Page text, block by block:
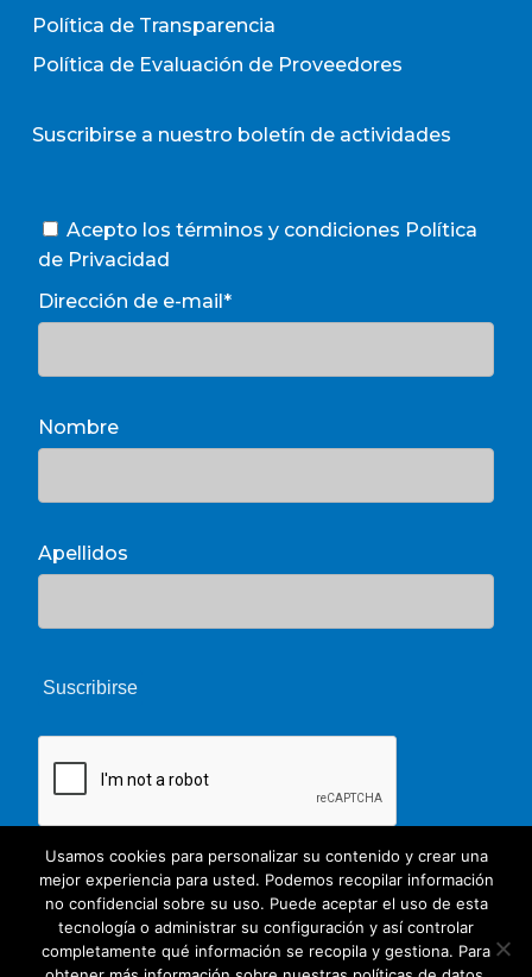
Política de Transparencia
Política de Evaluación de Proveedores
Suscribirse a nuestro boletín de actividades
Acepto los términos y condiciones Política
de Privacidad
Dirección de e-mail*
Nombre
Apellidos
Usamos cookies para personalizar su contenido y crear una
mejor experiencia para usted. Podemos recopilar información
no confidencial sobre su uso. Puede aceptar el uso de esta
tecnología o administrar su configuración y así controlar
completamente qué información se recopila y gestiona. Para